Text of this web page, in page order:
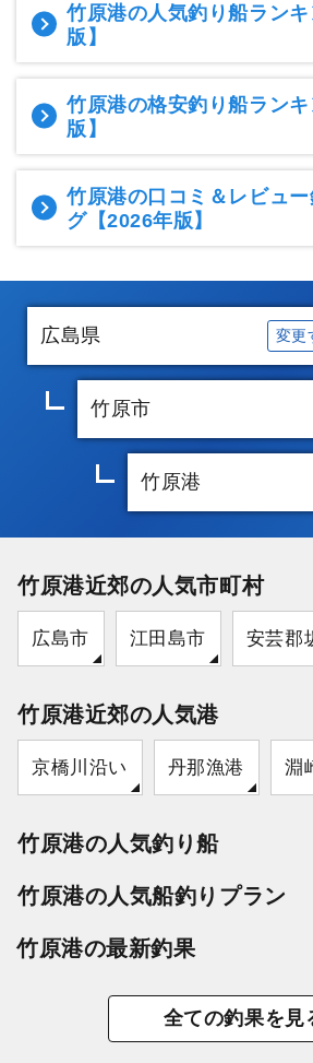
竹原港の人気釣り船ラン
版】
竹原港の格安釣り船ラン
版】
竹原港の口コミ＆レビュ
グ【2026年版】
広島県 変更
竹原市
竹原港
竹原港近郊の人気市町村
広島市 江田島市 安芸郡
竹原港近郊の人気港
京橋川沿い 丹那漁港 淵
竹原港の人気釣り船
竹原港の人気船釣りプラン
竹原港の最新釣果
全ての釣果を見